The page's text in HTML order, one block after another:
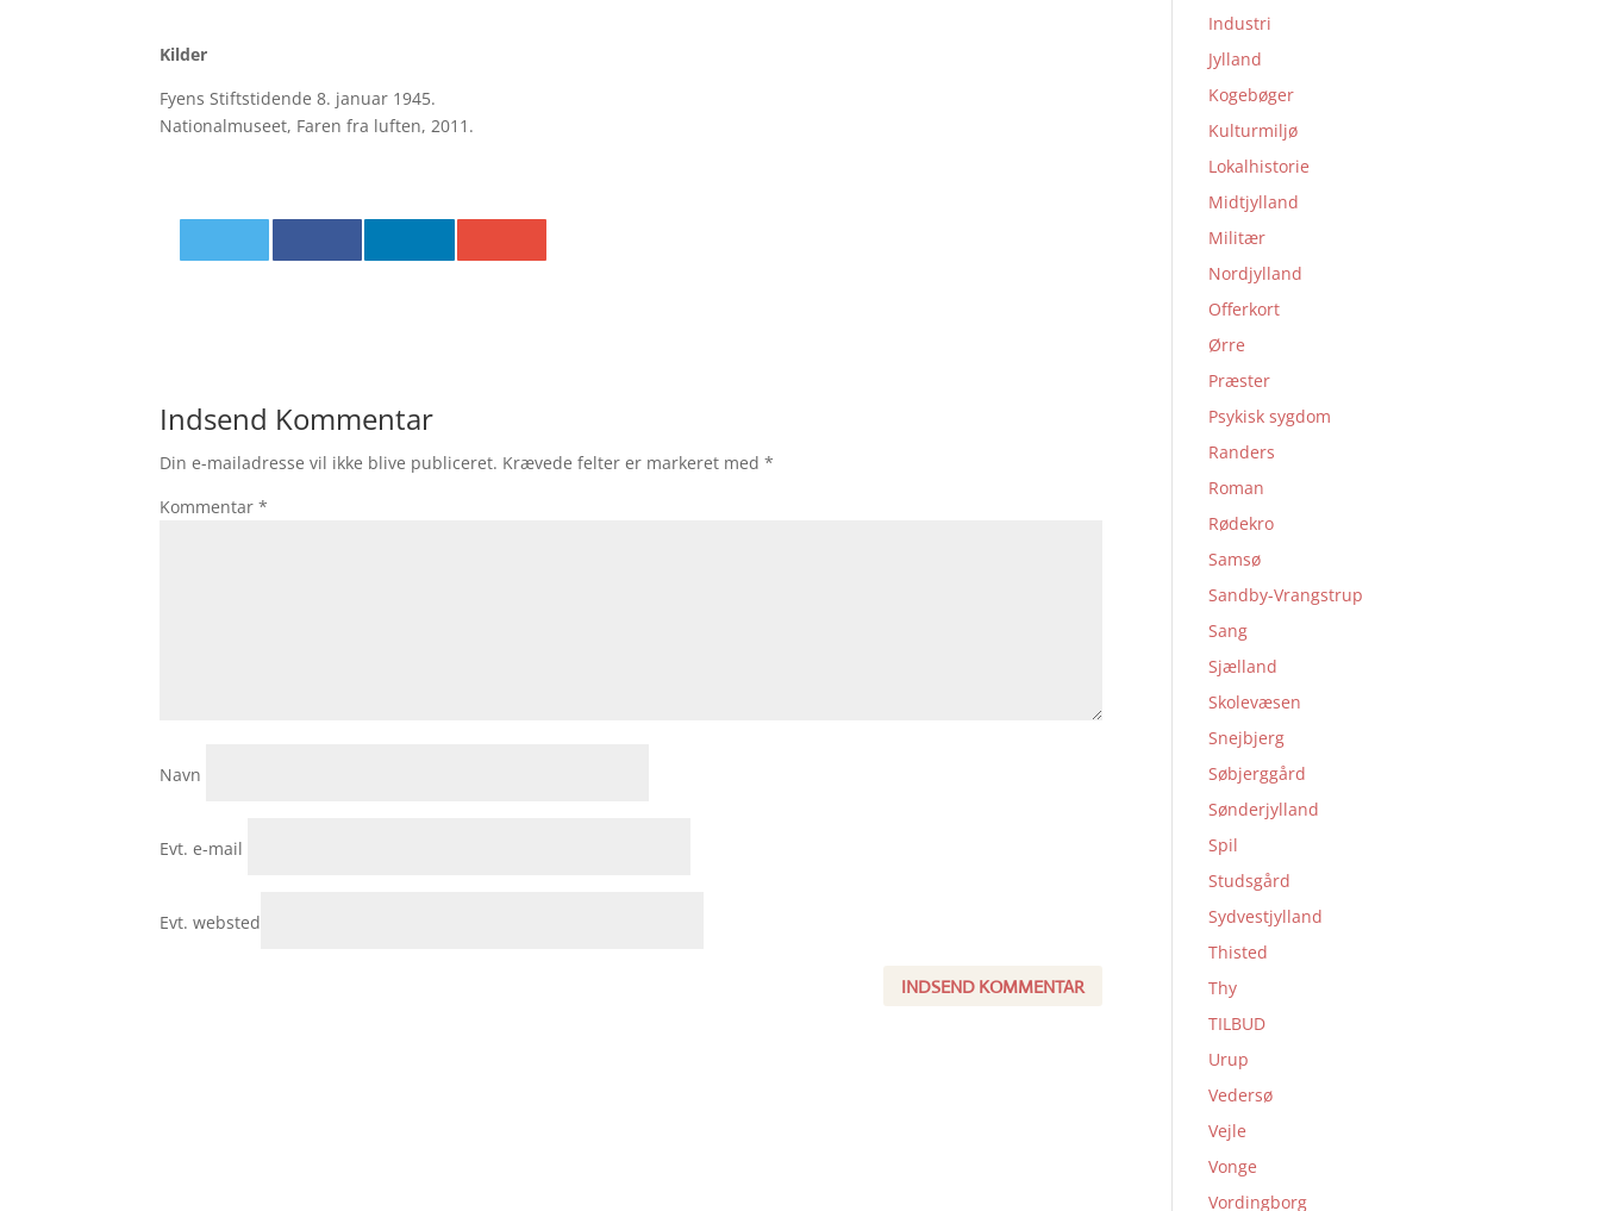
Kilder
Fyens Stiftstidende 8. januar 1945.
Nationalmuseet, Faren fra luften, 2011.
Indsend Kommentar
Din e-mailadresse vil ikke blive publiceret. Krævede felter er markeret med*
Kommentar*
Navn
Evt. e-mail
Evt. websted
Industri
Jylland
Kogebøger
Kulturmiljø
Lokalhistorie
Midtjylland
Militær
Nordjylland
Offerkort
Ørre
Præster
Psykisk sygdom
Randers
Roman
Rødekro
Samsø
Sandby-Vrangstrup
Sang
Sjælland
Skolevæsen
Snejbjerg
Søbjerggård
Sønderjylland
Spil
Studsgård
Sydvestjylland
Thisted
Thy
TILBUD
Urup
Vedersø
Vejle
Vonge
Vordingborg